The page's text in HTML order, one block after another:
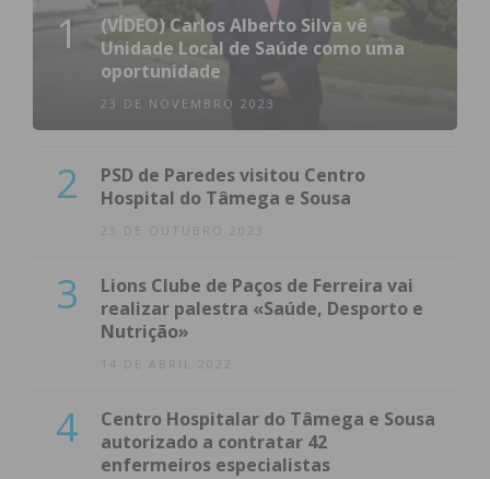
1
(VÍDEO) Carlos Alberto Silva vê
Unidade Local de Saúde como uma
oportunidade
23 DE NOVEMBRO 2023
2
PSD de Paredes visitou Centro
Hospital do Tâmega e Sousa
23 DE OUTUBRO 2023
3
Lions Clube de Paços de Ferreira vai
realizar palestra «Saúde, Desporto e
Nutrição»
14 DE ABRIL 2022
4
Centro Hospitalar do Tâmega e Sousa
autorizado a contratar 42
enfermeiros especialistas